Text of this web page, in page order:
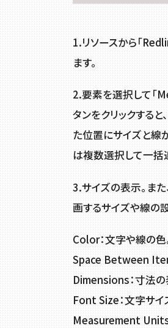
1.リソースから「
ます。
2.要素を選択して「
タンをクリックする
た位置にサイズと線
は複数選択して一括
3.サイズの表示。ま
画するサイズや線の
Color：文字や線の色
Space Between
Dimensions：寸法の
Font Size：文字サイ
Measurement Units